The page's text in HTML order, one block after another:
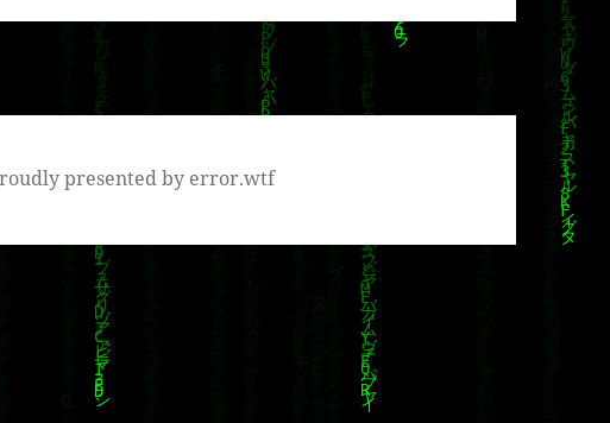
presented by error.wtf